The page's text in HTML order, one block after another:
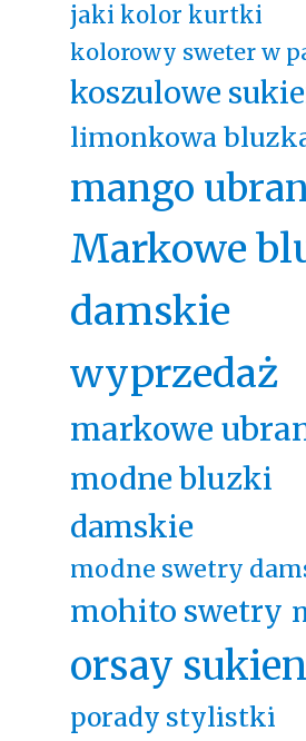
jaki kolor kurtki
kolorowy sweter w
koszulowe
limonkowa
mango
Markowe
damskie
wyprzedaż
markowe
modne bluzki
damskie
modne swetry
mohito swetry
orsay
porady stylistki